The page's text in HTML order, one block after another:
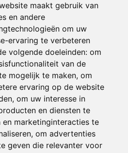
maakt gebruik van
en andere
om uw
ervaring te verbeteren
volgende doeleinden: om
van de
mogelijk te maken, om
ervaring op de website
, om uw interesse in
en diensten te
en marketinginteracties te
, om advertenties
geven die relevanter voor